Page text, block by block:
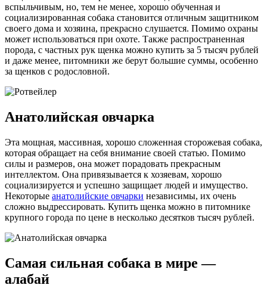
вспыльчивым, но, тем не менее, хорошо обученная и
социализированная собака становится отличным защитником
своего дома и хозяина, прекрасно слушается. Помимо охраны
может использоваться при охоте. Также распространенная
порода, с частных рук щенка можно купить за 5 тысяч рублей
и даже менее, питомники же берут большие суммы, особенно
за щенков с родословной.
Анатолийская овчарка
Эта мощная, массивная, хорошо сложенная сторожевая собака,
которая обращает на себя внимание своей статью. Помимо
силы и размеров, она может порадовать прекрасным
интеллектом. Она привязывается к хозяевам, хорошо
социализируется и успешно защищает людей и имущество.
Некоторые анатолийские овчарки независимы, их очень
сложно выдрессировать. Купить щенка можно в питомнике
крупного города по цене в несколько десятков тысяч рублей.
Самая сильная собака в мире —
алабай